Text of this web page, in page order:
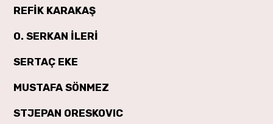
REFİK KARAKAŞ
O. SERKAN İLERİ
SERTAÇ EKE
MUSTAFA SÖNMEZ
STJEPAN ORESKOVIC